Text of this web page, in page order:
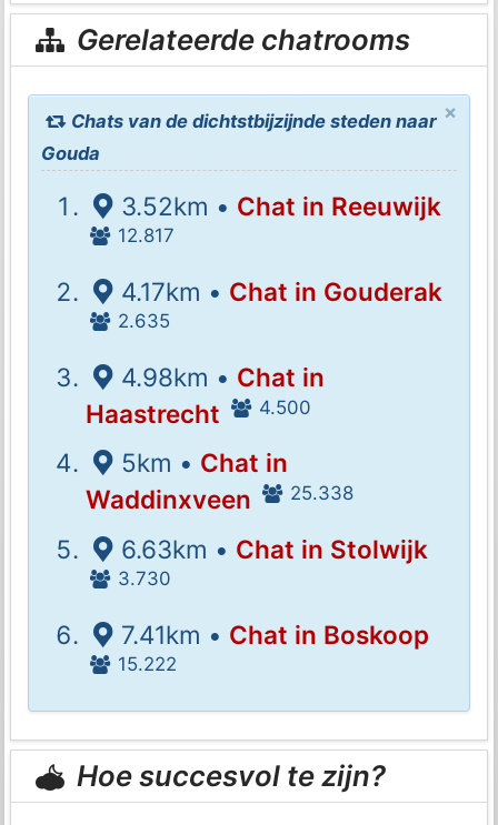
Gerelateerde chatrooms
×
Chats van de dichtstbijzijnde steden naar
Gouda
3.52km • Chat in Reeuwijk
12.817
4.17km • Chat in Gouderak
2.635
4.98km • Chat in
Haastrecht
4.500
5km • Chat in
Waddinxveen
25.338
6.63km • Chat in Stolwijk
3.730
7.41km • Chat in Boskoop
15.222
Hoe succesvol te zijn?